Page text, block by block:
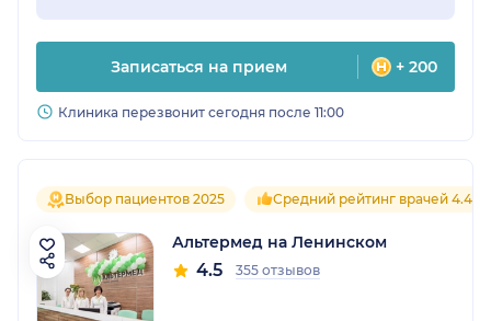
Записаться на прием + 200
Клиника перезвонит сегодня после 11:00
Выбор пациентов 2025 Средний рейтинг врачей 4.4
Альтермед на Ленинском
4.5 355 отзывов